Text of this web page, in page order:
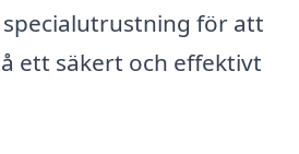
för att
ett säkert och effektivt